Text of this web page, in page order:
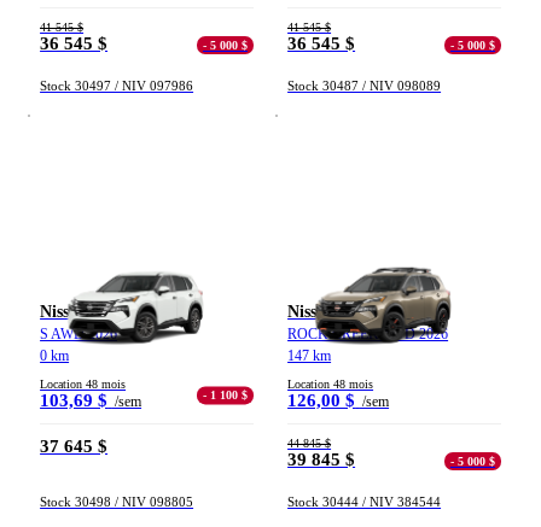
41 545 $
36 545 $ - 5 000 $
Stock 30497 / NIV 097986
41 545 $
36 545 $ - 5 000 $
Stock 30487 / NIV 098089
Nissan Rogue
S AWD 2026
0 km
Location 48 mois
103,69 $ /sem - 1 100 $
37 645 $
Stock 30498 / NIV 098805
Nissan Rogue
ROCK CREEK AWD 2026
147 km
Location 48 mois
126,00 $ /sem
44 845 $
39 845 $ - 5 000 $
Stock 30444 / NIV 384544